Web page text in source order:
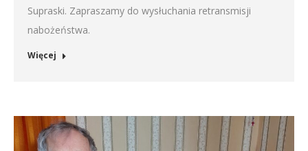
Supraski. Zapraszamy do wysłuchania retransmisji
nabożeństwa.
Więcej